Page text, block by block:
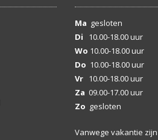
Ma gesloten
Di 10.00-18.00 uur
Wo 10.00-18.00 uur
Do 10.00-18.00 uur
Vr10.00-18.00 uur
Za 09.00-17.00 uur
Zo gesloten
Vanwege vakantie